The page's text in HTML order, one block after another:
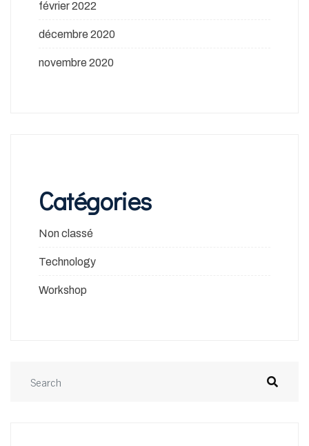
février 2022
décembre 2020
novembre 2020
Catégories
Non classé
Technology
Workshop